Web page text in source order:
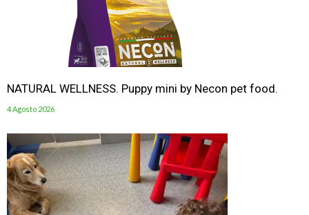
NATURAL WELLNESS. Puppy mini by Necon pet food.
4 Agosto 2026